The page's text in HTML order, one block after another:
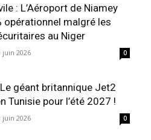
: L’Aéroport de Niamey
opérationnel malgré les
au Niger
juin 2026 0
géant britannique Jet2
Tunisie pour l’été 2027 !
juin 2026 0